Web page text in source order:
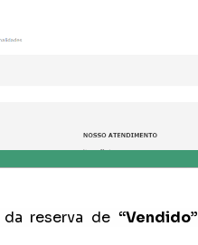
reserva de “Vendido”